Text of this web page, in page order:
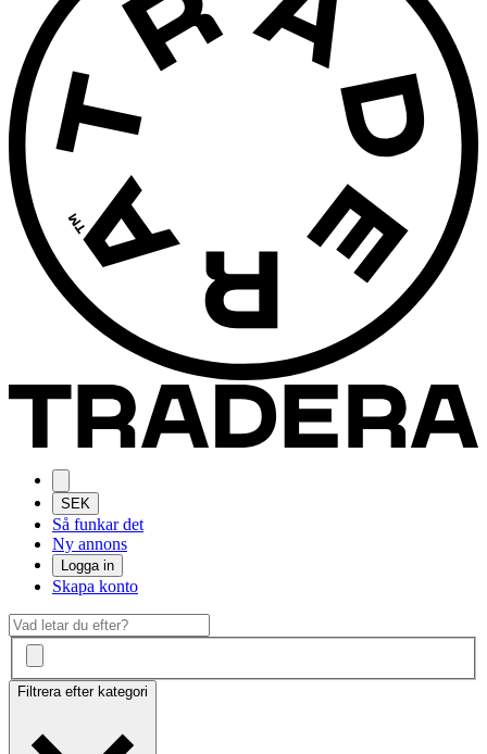
SEK
Så funkar det
Ny annons
Logga in
Skapa konto
Filtrera efter kategori